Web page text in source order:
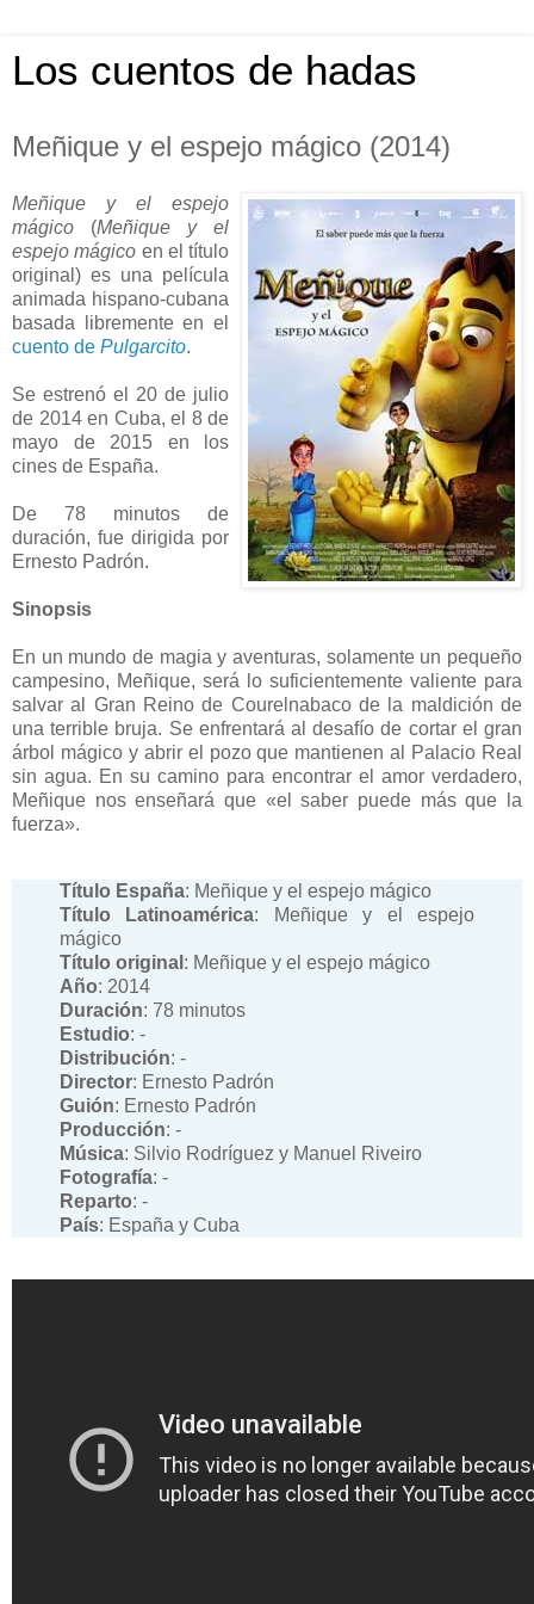
Los cuentos de hadas
Meñique y el espejo mágico (2014)
Meñique y el espejo
mágico (Meñique y el
espejo mágico en el título
original) es una película
animada hispano-cubana
basada libremente en el
cuento de Pulgarcito.
Se estrenó el 20 de julio
de 2014 en Cuba, el 8 de
mayo de 2015 en los
cines de España.
De 78 minutos de
duración, fue dirigida por
Ernesto Padrón.
Sinopsis
En un mundo de magia y aventuras, solamente un pequeño
campesino, Meñique, será lo suficientemente valiente para
salvar al Gran Reino de Courelnabaco de la maldición de
una terrible bruja. Se enfrentará al desafío de cortar el gran
árbol mágico y abrir el pozo que mantienen al Palacio Real
sin agua. En su camino para encontrar el amor verdadero,
Meñique nos enseñará que «el saber puede más que la
fuerza».
Título España: Meñique y el espejo mágico
Título Latinoamérica: Meñique y el espejo
mágico
Título original : Meñique y el espejo mágico
Año: 2014
Duración: 78 minutos
Estudio: -
Distribución: -
Director: Ernesto Padrón
Guión: Ernesto Padrón
Producción: -
Música: Silvio Rodríguez y Manuel Riveiro
Fotografía: -
Reparto: -
País: España y Cuba